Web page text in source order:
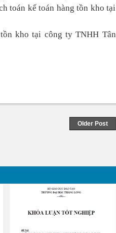
toán kế toán hàng tồn kho tại
kho tại công ty TNHH Tân
Older Post